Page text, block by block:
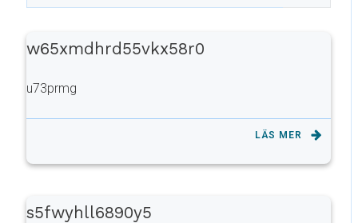
w65xmdhrd55vkx58r0
u73prmg
LÄS MER
s5fwyhll6890y5